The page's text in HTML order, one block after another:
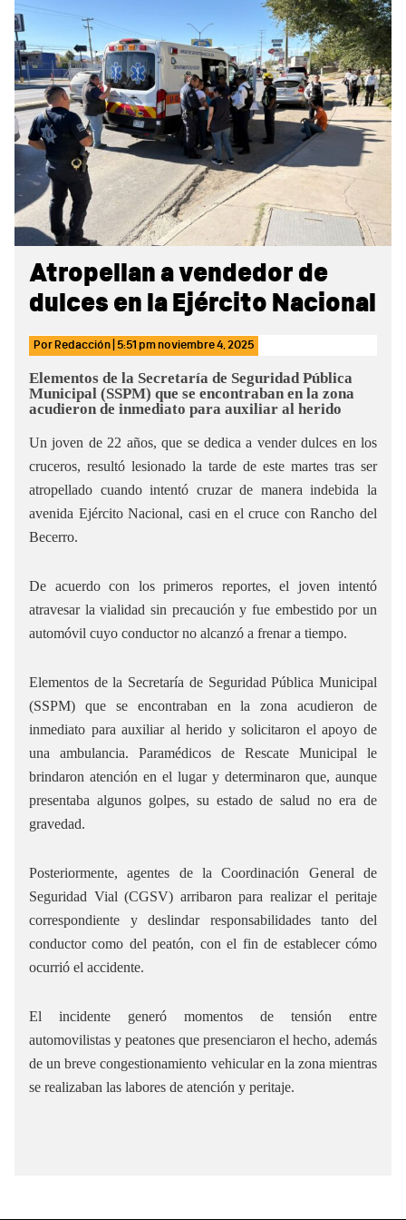
Atropellan a vendedor de
dulces en la Ejército Nacional
Por Redacción 5:51 pmnoviembre 4, 2025
Elementos de la Secretaría de Seguridad Pública
Municipal (SSPM) que se encontraban en la zona
acudieron de inmediato para auxiliar al herido
Un joven de 22 años, que se dedica a vender dulces en los
cruceros, resultó lesionado la tarde de este martes tras ser
atropellado cuando intentó cruzar de manera indebida la
avenida Ejército Nacional, casi en el cruce con Rancho del
Becerro.
De acuerdo con los primeros reportes, el joven intentó
atravesar la vialidad sin precaución y fue embestido por un
automóvil cuyo conductor no alcanzó a frenar a tiempo.
Elementos de la Secretaría de Seguridad Pública Municipal
(SSPM) que se encontraban en la zona acudieron de
inmediato para auxiliar al herido y solicitaron el apoyo de
una ambulancia. Paramédicos de Rescate Municipal le
brindaron atención en el lugar y determinaron que, aunque
presentaba algunos golpes, su estado de salud no era de
gravedad.
Posteriormente, agentes de la Coordinación General de
Seguridad Vial (CGSV) arribaron para realizar el peritaje
correspondiente y deslindar responsabilidades tanto del
conductor como del peatón, con el fin de establecer cómo
ocurrió el accidente.
El incidente generó momentos de tensión entre
automovilistas y peatones que presenciaron el hecho, además
de un breve congestionamiento vehicular en la zona mientras
se realizaban las labores de atención y peritaje.
Sidebar